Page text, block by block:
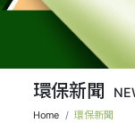
環保新聞
Home 環保新聞